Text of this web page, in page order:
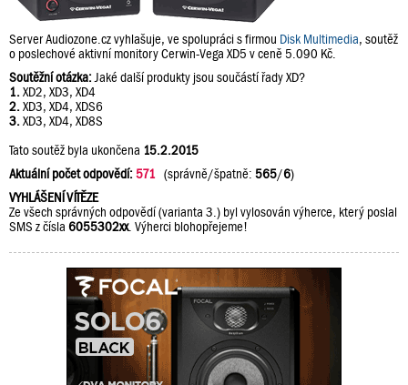
Server Audiozone.cz vyhlašuje, ve spolupráci s firmou Disk Multimedia, soutěž
o poslechové aktivní monitory Cerwin-Vega XD5 v ceně 5.090 Kč.
Soutěžní otázka: Jaké další produkty jsou součástí řady XD?
1. XD2, XD3, XD4
2. XD3, XD4, XDS6
3. XD3, XD4, XD8S
Tato soutěž byla ukončena 15.2.2015
Aktuální počet odpovědí:571 (správně/špatně: 565/6)
VYHLÁŠENÍ VÍTĚZE
Ze všech správných odpovědí (varianta 3.) byl vylosován výherce, který poslal
SMS z čísla 6055302xx. Výherci blohopřejeme!